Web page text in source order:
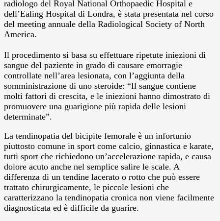
radiologo del Royal National Orthopaedic Hospital e
dell’Ealing Hospital di Londra, è stata presentata nel corso
del meeting annuale della Radiological Society of North
America.
Il procedimento si basa su effettuare ripetute iniezioni di
sangue del paziente in grado di causare emorragie
controllate nell’area lesionata, con l’aggiunta della
somministrazione di uno steroide: “Il sangue contiene
molti fattori di crescita, e le iniezioni hanno dimostrato di
promuovere una guarigione più rapida delle lesioni
determinate”.
La tendinopatia del bicipite femorale è un infortunio
piuttosto comune in sport come calcio, ginnastica e karate,
tutti sport che richiedono un’accelerazione rapida, e causa
dolore acuto anche nel semplice salire le scale. A
differenza di un tendine lacerato o rotto che può essere
trattato chirurgicamente, le piccole lesioni che
caratterizzano la tendinopatia cronica non viene facilmente
diagnosticata ed è difficile da guarire.